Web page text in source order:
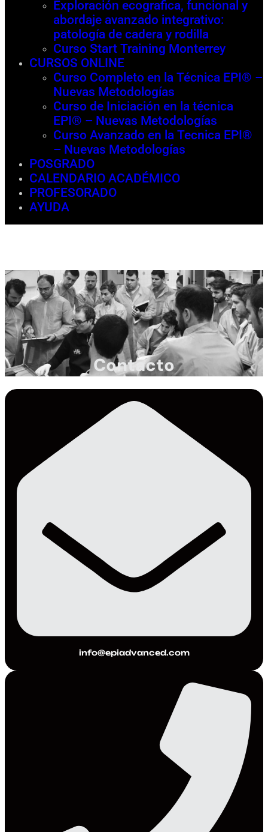
Exploración ecografica, funcional y
abordaje avanzado integrativo:
patología de cadera y rodilla
Curso Start Training Monterrey
CURSOS ONLINE
Curso Completo en la Técnica EPI® –
Nuevas Metodologías
Curso de Iniciación en la técnica
EPI® – Nuevas Metodologías
Curso Avanzado en la Tecnica EPI®
– Nuevas Metodologías
POSGRADO
CALENDARIO ACADÉMICO
PROFESORADO
AYUDA
Contacto
info@epiadvanced.com